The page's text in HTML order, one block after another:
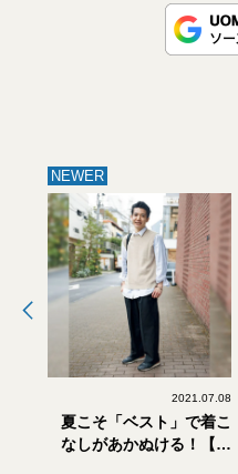
NEWER
2021.07.08
夏こそ「ベスト」で着こ
なしがあかぬける！【お